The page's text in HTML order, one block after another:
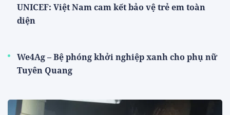
UNICEF: Việt Nam cam kết bảo vệ trẻ em toàn
diện
We4Ag – Bệ phóng khởi nghiệp xanh cho phụ nữ
Tuyên Quang